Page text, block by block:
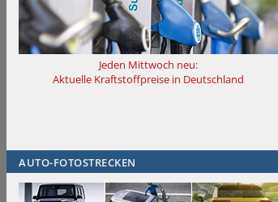
Jeden Mittwoch neu:
Aktuelle Kraftstoffpreise in Deutschland
AUTO-FOTOSTRECKEN